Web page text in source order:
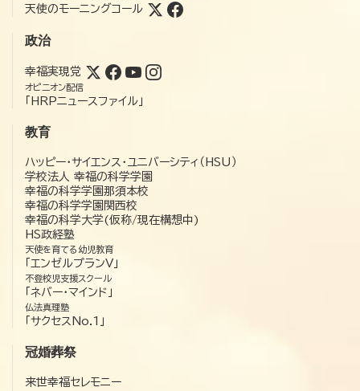
天使のモーニングコール
政治
幸福実現党
オピニオン配信
「HRPニュースファイル」
教育
ハッピー・サイエンス・ユニバーシティ（HSU）
学校法人 幸福の科学学園
幸福の科学学園那須本校
幸福の科学学園関西校
幸福の科学大学(仮称/現在構想中)
HS政経塾
天使を育てる幼児教育
「エンゼルプランV」
不登校児支援スクール
「ネバー・マインド」
仏法真理塾
「サクセスNo.1」
冠婚葬祭
来世幸福セレモニー